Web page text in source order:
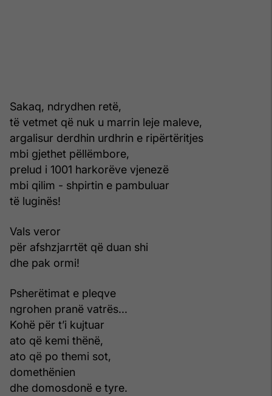
Sakaq, ndrydhen retë,
të vetmet që nuk u marrin leje maleve,
argalisur derdhin urdhrin e ripërtëritjes
mbi gjethet pëllëmbore,
prelud i 1001 harkorëve vjenezë
mbi qilim - shpirtin e pambuluar
të luginës!
Vals veror
për afshzjarrtët që duan shi
dhe pak ormi!
Psherëtimat e pleqve
ngrohen pranë vatrës...
Kohë për t’i kujtuar
ato që kemi thënë,
ato që po themi sot,
domethënien
dhe domosdonë e tyre.